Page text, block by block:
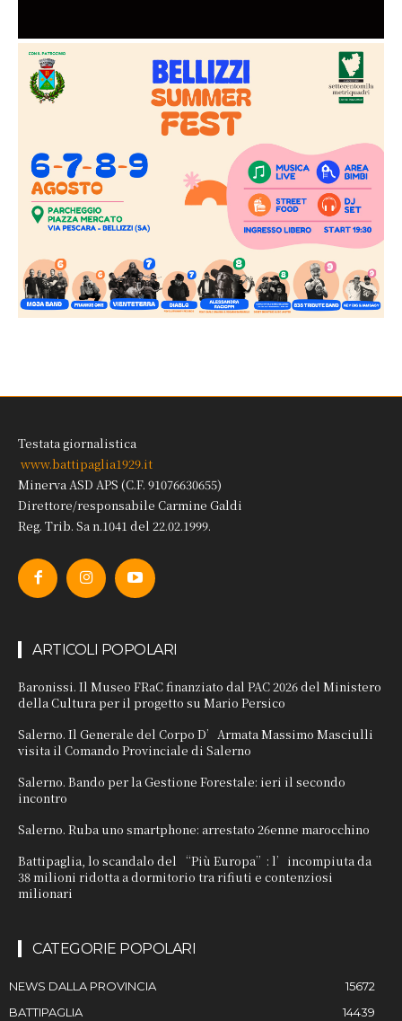
Testata giornalistica
www.battipaglia1929.it
Minerva ASD APS (C.F. 91076630655)
Direttore/responsabile Carmine Galdi
Reg. Trib. Sa n.1041 del 22.02.1999.
ARTICOLI POPOLARI
Baronissi. Il Museo FRaC finanziato dal PAC 2026 del Ministero
della Cultura per il progetto su Mario Persico
Salerno. Il Generale del Corpo D’Armata Massimo Masciulli
visita il Comando Provinciale di Salerno
Salerno. Bando per la Gestione Forestale: ieri il secondo
incontro
Salerno. Ruba uno smartphone: arrestato 26enne marocchino
Battipaglia, lo scandalo del “Più Europa”: l’incompiuta da
38 milioni ridotta a dormitorio tra rifiuti e contenziosi
milionari
CATEGORIE POPOLARI
NEWS DALLA PROVINCIA
15672
BATTIPAGLIA
14439